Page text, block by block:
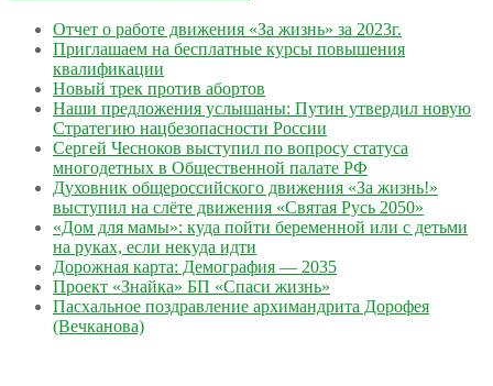
Отчет о работе движения «За жизнь» за 2023г.
Приглашаем на бесплатные курсы повышения
квалификации
Новый трек против абортов
Наши предложения услышаны: Путин утвердил новую
Стратегию нацбезопасности России
Сергей Чесноков выступил по вопросу статуса
многодетных в Общественной палате РФ
Духовник общероссийского движения «За жизнь!»
выступил на слёте движения «Святая Русь 2050»
«Дом для мамы»: куда пойти беременной или с детьми
на руках, если некуда идти
Дорожная карта: Демография — 2035
Проект «Знайка» БП «Спаси жизнь»
Пасхальное поздравление архимандрита Дорофея
(Вечканова)